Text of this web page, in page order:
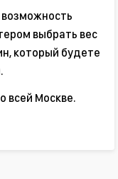
возможность
выбрать вес
который будете
всей Москве.